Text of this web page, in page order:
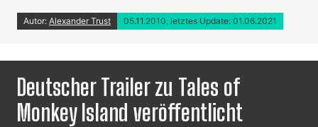
Autor: Alexander Trust 05.11.2010, letztes Update: 01.06.2021
Deutscher Trailer zu Tales of
Monkey Island veröffentlicht